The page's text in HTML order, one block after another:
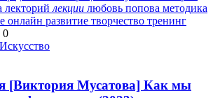
лекторий лекции любовь попова методика
онлайн развитие творчество тренинг
0
Искусство
[Виктория Мусатова] Как мы